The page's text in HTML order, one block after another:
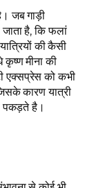
जब गाड़ी
है, कि फलां
की कैसी
कृष्ण मीना की
एक्सप्रेस को कभी
कारण यात्री
पकड़ते है।